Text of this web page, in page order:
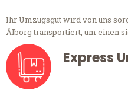
Ihr Umzugsgut wird von uns
Ålborg transportiert, um einen
Express